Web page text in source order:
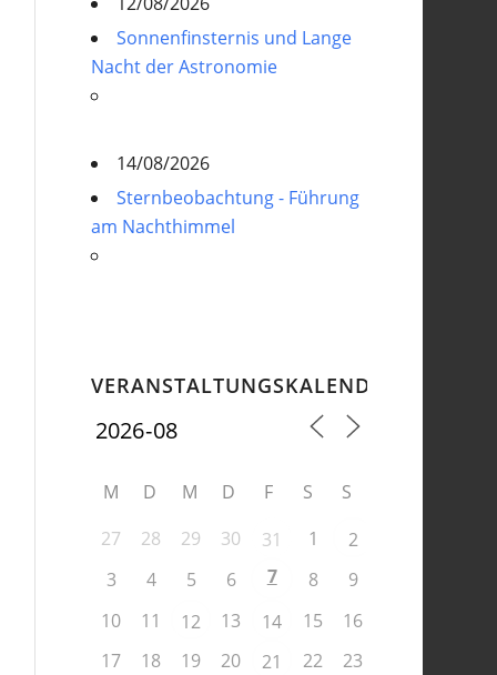
Sonnenfinsternis und Lange
Nacht der Astronomie
14/08/2026
Sternbeobachtung - Führung
am Nachthimmel
VERANSTALTUNGSKALENDER
M D M D F S
S
27
28 29 30 31 1
2
3
4 5 6 7 8
9
10
11 12 13 14 15
16
17
18 19 20 21 22
23